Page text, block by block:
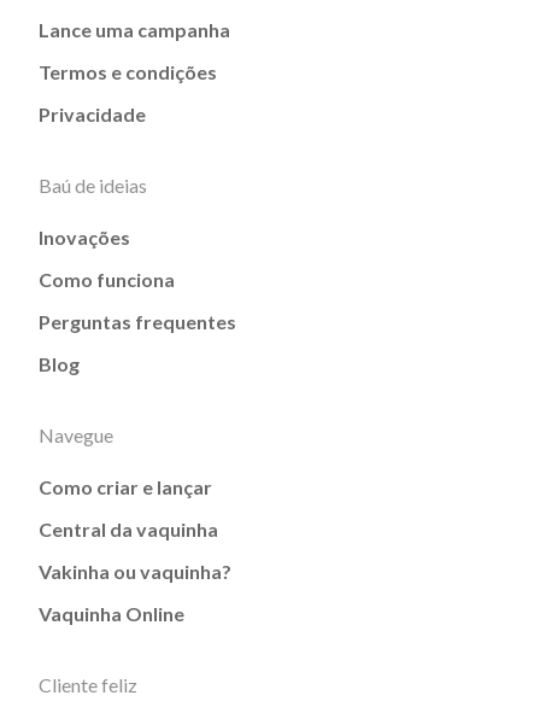
Lance uma campanha
Termos e condições
Privacidade
Baú de ideias
Inovações
Como funciona
Perguntas frequentes
Blog
Navegue
Como criar e lançar
Central da vaquinha
Vakinha ou vaquinha?
Vaquinha Online
Cliente feliz